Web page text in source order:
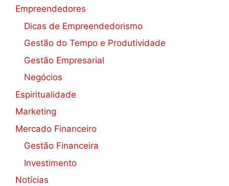
Empreendedores
Dicas de Empreendedorismo
Gestão do Tempo e Produtividade
Gestão Empresarial
Negócios
Espiritualidade
Marketing
Mercado Financeiro
Gestão Financeira
Investimento
Notícias